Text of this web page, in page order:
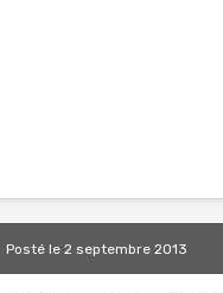
Postéle 2 septembre 2013